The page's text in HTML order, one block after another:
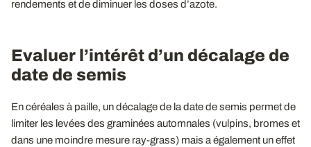
rendements et de diminuer les doses d’azote.
Evaluer l’intérêt d’un décalage de
date de semis
En céréales à paille, un décalage de la date de semis permet de
limiter les levées des graminées automnales (vulpins, bromes et
dans une moindre mesure ray-grass) mais a également un effet